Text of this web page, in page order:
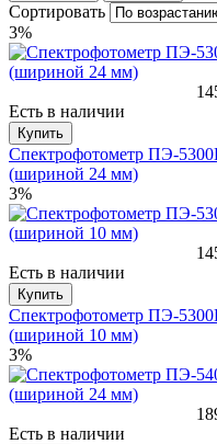
Сортировать
3%
Есть в наличии
Купить
Спектрофотометр ПЭ-
(шириной 24 мм)
3%
Есть в наличии
Купить
Спектрофотометр ПЭ-
(шириной 10 мм)
3%
Есть в наличии